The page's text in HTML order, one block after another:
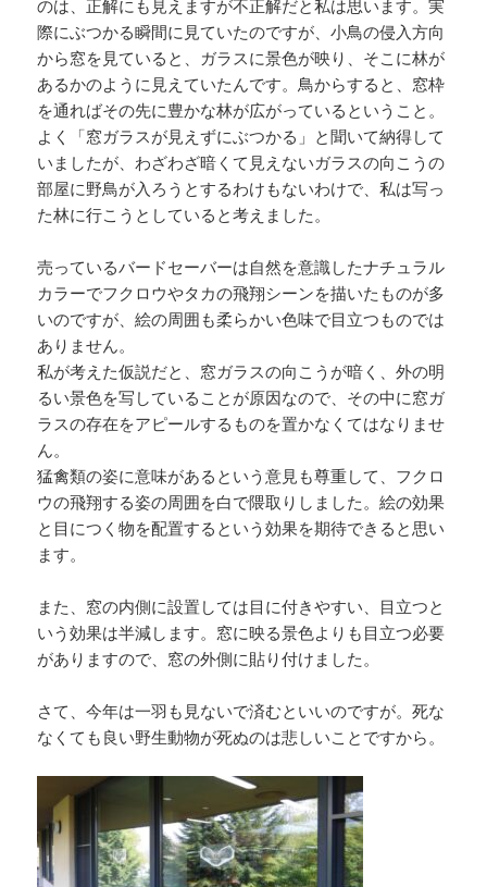
のは、正解にも見えますが不正解だと私は思います。実
際にぶつかる瞬間に見ていたのですが、小鳥の侵入方向
から窓を見ていると、ガラスに景色が映り、そこに林が
あるかのように見えていたんです。鳥からすると、窓枠
を通ればその先に豊かな林が広がっているということ。
よく「窓ガラスが見えずにぶつかる」と聞いて納得して
いましたが、わざわざ暗くて見えないガラスの向こうの
部屋に野鳥が入ろうとするわけもないわけで、私は写っ
た林に行こうとしていると考えました。
売っているバードセーバーは自然を意識したナチュラル
カラーでフクロウやタカの飛翔シーンを描いたものが多
いのですが、絵の周囲も柔らかい色味で目立つものでは
ありません。
私が考えた仮説だと、窓ガラスの向こうが暗く、外の明
るい景色を写していることが原因なので、その中に窓ガ
ラスの存在をアピールするものを置かなくてはなりませ
ん。
猛禽類の姿に意味があるという意見も尊重して、フクロ
ウの飛翔する姿の周囲を白で隈取りしました。絵の効果
と目につく物を配置するという効果を期待できると思い
ます。
また、窓の内側に設置しては目に付きやすい、目立つと
いう効果は半減します。窓に映る景色よりも目立つ必要
がありますので、窓の外側に貼り付けました。
さて、今年は一羽も見ないで済むといいのですが。死な
なくても良い野生動物が死ぬのは悲しいことですから。